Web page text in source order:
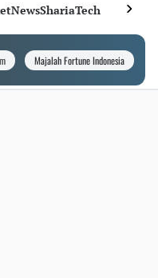
NewsShariaTech
Majalah Fortune Indonesia